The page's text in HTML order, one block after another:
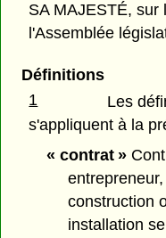
SA MAJESTÉ, sur
l'Assemblée
Définitions
1
Les
s'appliquent à la
« contrat »
construction
installation